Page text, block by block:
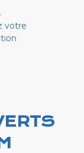
votre